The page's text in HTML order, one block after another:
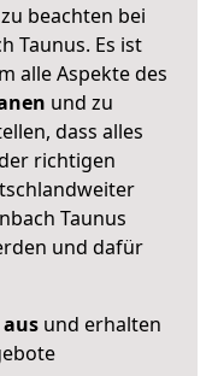
beachten bei
Taunus. Es ist
alle Aspekte des
und zu
dass alles
richtigen
Taunus
und dafür
und erhalten